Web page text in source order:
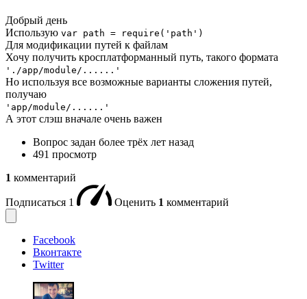
Добрый день
Использую var path = require('path')
Для модификации путей к файлам
Хочу получить кросплатформанный путь, такого формата
'./app/module/......'
Но используя все возможные варианты сложения путей,
получаю
'app/module/......'
А этот слэш вначале очень важен
Вопрос задан более трёх лет назад
491 просмотр
1 комментарий
Подписаться 1 Оценить 1 комментарий
Facebook
Вконтакте
Twitter